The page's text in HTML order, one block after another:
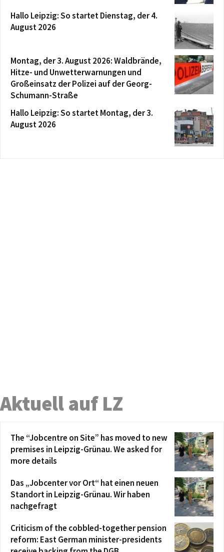
Hallo Leipzig: So startet Dienstag, der 4.
August 2026
Montag, der 3. August 2026: Waldbrände,
Hitze- und Unwetterwarnungen und
Großeinsatz der Polizei auf der Georg-
Schumann-Straße
Hallo Leipzig: So startet Montag, der 3.
August 2026
Aktuell auf LZ
The “Jobcentre on Site” has moved to new
premises in Leipzig-Grünau. We asked for
more details
Das „Jobcenter vor Ort“ hat einen neuen
Standort in Leipzig-Grünau. Wir haben
nachgefragt
Criticism of the cobbled-together pension
reform: East German minister-presidents